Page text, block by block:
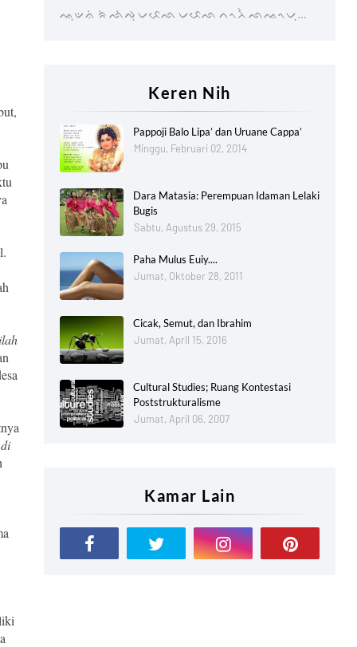
ᨕᨘᨉᨊᨗ ᨑᨗ ᨒᨗᨄᨘ ᨆᨅᨙᨒ ᨆᨅᨙᨒ ᨈᨚᨂᨛ ᨒᨕᨚᨆᨘ…
Keren Nih
Pappoji Balo Lipa’ dan Uruane Cappa’
Minggu, Februari 02, 2014
Dara Matasia: Perempuan Idaman Lelaki
Bugis
Sabtu, Agustus 29, 2015
Paha Mulus Euiy....
Jumat, Oktober 28, 2011
Cicak, Semut, dan Ibrahim
Jumat, April 15, 2016
Cultural Studies; Ruang Kontestasi
Poststrukturalisme
Jumat, April 06, 2007
Kamar Lain